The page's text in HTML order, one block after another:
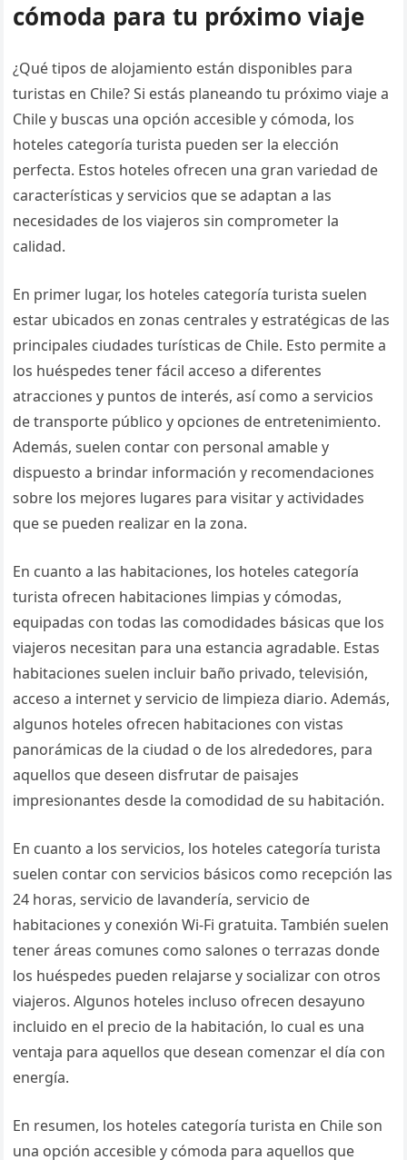
cómoda para tu próximo viaje
¿Qué tipos de alojamiento están disponibles para
turistas en Chile? Si estás planeando tu próximo viaje a
Chile y buscas una opción accesible y cómoda, los
hoteles categoría turista pueden ser la elección
perfecta. Estos hoteles ofrecen una gran variedad de
características y servicios que se adaptan a las
necesidades de los viajeros sin comprometer la
calidad.
En primer lugar, los hoteles categoría turista suelen
estar ubicados en zonas centrales y estratégicas de las
principales ciudades turísticas de Chile. Esto permite a
los huéspedes tener fácil acceso a diferentes
atracciones y puntos de interés, así como a servicios
de transporte público y opciones de entretenimiento.
Además, suelen contar con personal amable y
dispuesto a brindar información y recomendaciones
sobre los mejores lugares para visitar y actividades
que se pueden realizar en la zona.
En cuanto a las habitaciones, los hoteles categoría
turista ofrecen habitaciones limpias y cómodas,
equipadas con todas las comodidades básicas que los
viajeros necesitan para una estancia agradable. Estas
habitaciones suelen incluir baño privado, televisión,
acceso a internet y servicio de limpieza diario. Además,
algunos hoteles ofrecen habitaciones con vistas
panorámicas de la ciudad o de los alrededores, para
aquellos que deseen disfrutar de paisajes
impresionantes desde la comodidad de su habitación.
En cuanto a los servicios, los hoteles categoría turista
suelen contar con servicios básicos como recepción las
24 horas, servicio de lavandería, servicio de
habitaciones y conexión Wi-Fi gratuita. También suelen
tener áreas comunes como salones o terrazas donde
los huéspedes pueden relajarse y socializar con otros
viajeros. Algunos hoteles incluso ofrecen desayuno
incluido en el precio de la habitación, lo cual es una
ventaja para aquellos que desean comenzar el día con
energía.
En resumen, los hoteles categoría turista en Chile son
una opción accesible y cómoda para aquellos que